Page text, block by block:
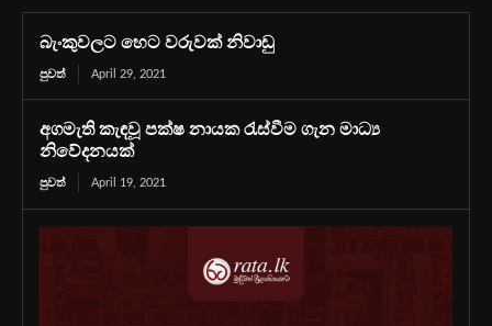
බැංකුවලට හෙට වරුවක් නිවාඩු
පුවත් April 29, 2021
අගමැති කැඳවූ පක්ෂ නායක රැස්වීම ගැන මාධ්‍ය
නිවේදනයක්
පුවත් April 19, 2021